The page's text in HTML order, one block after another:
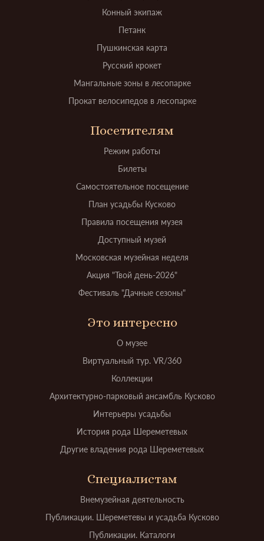
Конный экипаж
Петанк
Пушкинская карта
Русский крокет
Мангальные зоны в лесопарке
Прокат велосипедов в лесопарке
Посетителям
Режим работы
Билеты
Самостоятельное посещение
План усадьбы Кусково
Правила посещения музея
Доступный музей
Московская музейная неделя
Акция "Твой день-2026"
Фестиваль "Дачные сезоны"
Это интересно
О музее
Виртуальный тур. VR/360
Коллекции
Архитектурно-парковый ансамбль Кусково
Интерьеры усадьбы
История рода Шереметевых
Другие владения рода Шереметевых
Специалистам
Внемузейная деятельность
Публикации. Шереметевы и усадьба Кусково
Публикации. Каталоги